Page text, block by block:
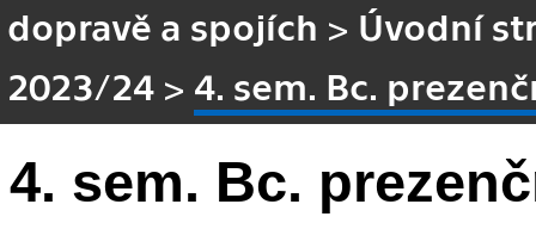
dopravě a spojích > Úvodní
2023/24 > 4. sem. Bc.
4. sem. Bc.